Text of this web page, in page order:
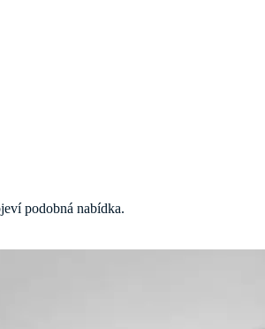
podobná nabídka.